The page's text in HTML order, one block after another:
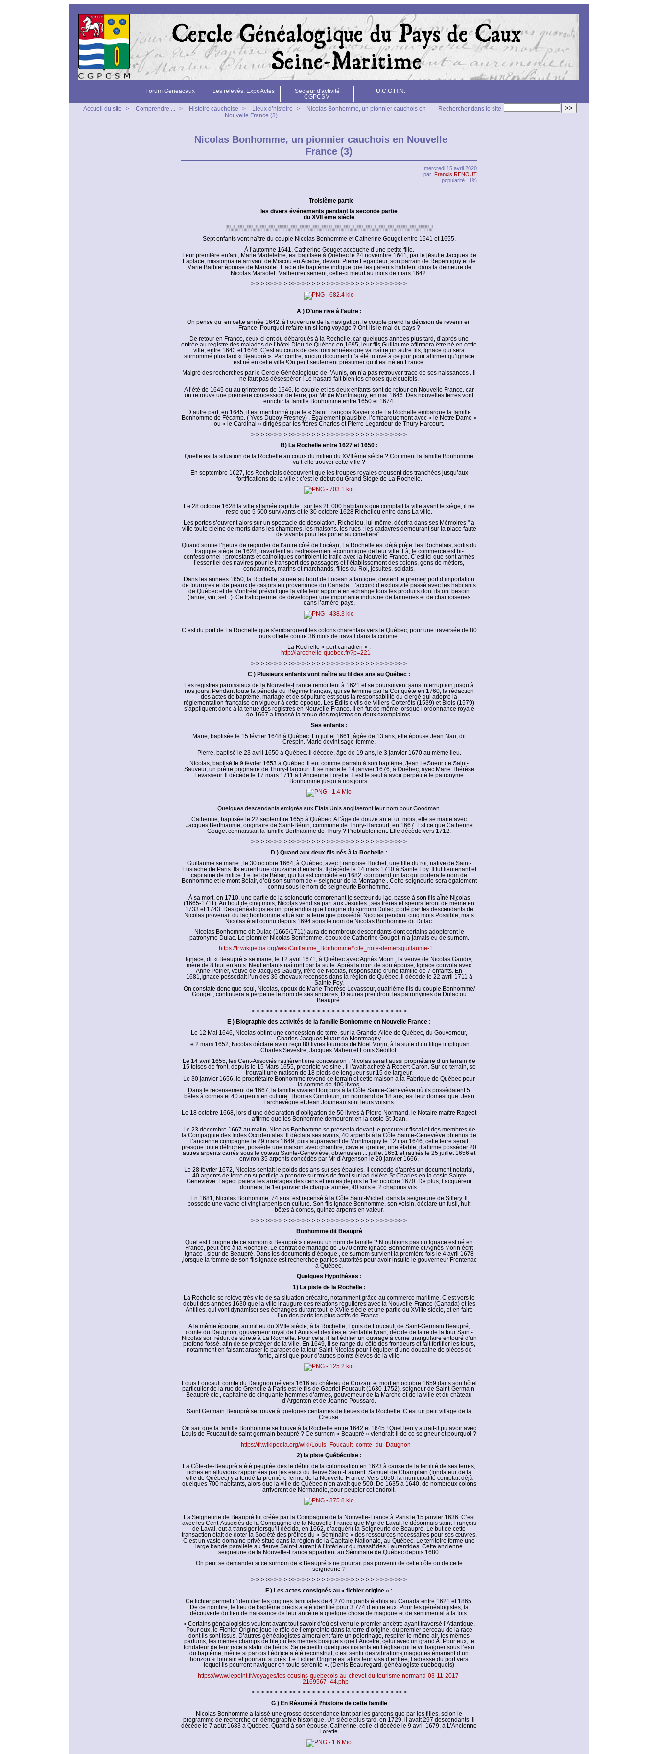
Forum Geneacaux Les relevés: ExpoActes
Secteur d'activité
CGPCSM
U.C.G.H.N.
>>
Rechercher dans le site
Accueil du site > Comprendre ... > Histoire cauchoise > Lieux d’histoire >
Nicolas Bonhomme, un pionnier cauchois en
Nouvelle France (3)
Nicolas Bonhomme, un pionnier cauchois en Nouvelle
France (3)
mercredi 15 avril 2020
par Francis RENOUT
popularité : 1%
Troisième partie
les divers événements pendant la seconde partie
du XVII ème siècle
░░░░░░░░░░░░░░░░░░░░░░░░░░░░░░░░░░░░░░░░░░░░░░░
Sept enfants vont naître du couple Nicolas Bonhomme et Catherine Gouget entre 1641 et 1655.
À l’automne 1641, Catherine Gouget accouche d’une petite fille.
Leur première enfant, Marie Madeleine, est baptisée à Québec le 24 novembre 1641, par le jésuite Jacques de
Laplace, missionnaire arrivant de Miscou en Acadie, devant Pierre Legardeur, son parrain de Repentigny et de
Marie Barbier épouse de Marsolet. L’acte de baptême indique que les parents habitent dans la demeure de
Nicolas Marsolet. Malheureusement, celle-ci meurt au mois de mars 1642.
> > > >> > > > >> > > > > > > > > > > > > > > > > > > > > >> >
A ) D’une rive à l’autre :
On pense qu’ en cette année 1642, à l’ouverture de la navigation, le couple prend la décision de revenir en
France. Pourquoi refaire un si long voyage ? Ont-ils le mal du pays ?
De retour en France, ceux-ci ont du débarqués à la Rochelle, car quelques années plus tard, d’après une
entrée au registre des malades de l’hôtel Dieu de Québec en 1695, leur fils Guillaume affirmera être né en cette
ville, entre 1643 et 1646. C’est au cours de ces trois années que va naître un autre fils, Ignace qui sera
surnommé plus tard « Beaupré ». Par contre, aucun document n’a été trouvé à ce jour pour affirmer qu’ignace
est né en cette ville !On peut seulement présumer qu’il est né en France.
Malgré des recherches par le Cercle Généalogique de l’Aunis, on n’a pas retrouver trace de ses naissances . Il
ne faut pas désespérer ! Le hasard fait bien les choses quelquefois.
A l’été de 1645 ou au printemps de 1646, le couple et les deux enfants sont de retour en Nouvelle France, car
on retrouve une première concession de terre, par Mr de Montmagny, en mai 1646. Des nouvelles terres vont
enrichir la famille Bonhomme entre 1650 et 1674.
D’autre part, en 1645, il est mentionné que le « Saint François Xavier » de La Rochelle embarque la famille
Bonhomme de Fécamp. ( Yves Duboy Fresney) . Egalement plausible, l’embarquement avec « le Notre Dame »
ou « le Cardinal » dirigés par les frères Charles et Pierre Legardeur de Thury Harcourt.
> > > >> > > > >> > > > > > > > > > > > > > > > > > > > > >> >
B) La Rochelle entre 1627 et 1650 :
Quelle est la situation de la Rochelle au cours du milieu du XVII ème siècle ? Comment la famille Bonhomme
va t-elle trouver cette ville ?
En septembre 1627, les Rochelais découvrent que les troupes royales creusent des tranchées jusqu’aux
fortifications de la ville : c’est le début du Grand Siège de La Rochelle.
Le 28 octobre 1628 la ville affamée capitule : sur les 28 000 habitants que comptait la ville avant le siège, il ne
reste que 5 500 survivants et le 30 octobre 1628 Richelieu entre dans La ville.
Les portes s’ouvrent alors sur un spectacle de désolation. Richelieu, lui-même, décrira dans ses Mémoires "la
ville toute pleine de morts dans les chambres, les maisons, les rues ; les cadavres demeurant sur la place faute
de vivants pour les porter au cimetière".
Quand sonne l’heure de regarder de l’autre côté de l’océan, La Rochelle est déjà prête. les Rochelais, sortis du
tragique siège de 1628, travaillent au redressement économique de leur ville. Là, le commerce est bi-
confessionnel : protestants et catholiques contrôlent le trafic avec la Nouvelle France. C’est ici que sont armés
l’essentiel des navires pour le transport des passagers et l’établissement des colons, gens de métiers,
condamnés, marins et marchands, filles du Roi, jésuites, soldats.
Dans les années 1650, la Rochelle, située au bord de l’océan atlantique, devient le premier port d’importation
de fourrures et de peaux de castors en provenance du Canada. L’accord d’exclusivité passé avec les habitants
de Québec et de Montréal prévoit que la ville leur apporte en échange tous les produits dont ils ont besoin
(farine, vin, sel...). Ce trafic permet de développer une importante industrie de tanneries et de chamoiseries
dans l’arrière-pays,
C’est du port de La Rochelle que s’embarquent les colons charentais vers le Québec, pour une traversée de 80
jours offerte contre 36 mois de travail dans la colonie .
La Rochelle « port canadien » :
http://larochelle-quebec.fr/?p=221
> > > >> > > > >> > > > > > > > > > > > > > > > > > > > > >> >
C ) Plusieurs enfants vont naître au fil des ans au Québec :
Les registres paroissiaux de la Nouvelle-France remontent à 1621 et se poursuivent sans interruption jusqu’à
nos jours. Pendant toute la période du Régime français, qui se termine par la Conquête en 1760, la rédaction
des actes de baptême, mariage et de sépulture est sous la responsabilité du clergé qui adopte la
réglementation française en vigueur à cette époque. Les Édits civils de Villers-Cotterêts (1539) et Blois (1579)
s’appliquent donc à la tenue des registres en Nouvelle-France. Il en fut de même lorsque l’ordonnance royale
de 1667 a imposé la tenue des registres en deux exemplaires.
Ses enfants :
Marie, baptisée le 15 février 1648 à Québec. En juillet 1661, âgée de 13 ans, elle épouse Jean Nau, dit
Crespin. Marie devint sage-femme.
Pierre, baptisé le 23 avril 1650 à Québec. Il décède, âge de 19 ans, le 3 janvier 1670 au même lieu.
Nicolas, baptisé le 9 février 1653 à Québec. Il eut comme parrain à son baptême, Jean LeSueur de Saint-
Sauveur, un prêtre originaire de Thury-Harcourt. Il se marie le 14 janvier 1676, à Québec, avec Marie Thérèse
Levasseur. Il décède le 17 mars 1711 à l’Ancienne Lorette. Il est le seul à avoir perpétué le patronyme
Bonhomme jusqu’à nos jours.
Quelques descendants émigrés aux Etats Unis angliseront leur nom pour Goodman.
Catherine, baptisée le 22 septembre 1655 à Québec. A l’âge de douze an et un mois, elle se marie avec
Jacques Berthiaume, originaire de Saint-Bénin, commune de Thury-Harcourt, en 1667. Est ce que Catherine
Gouget connaissait la famille Berthiaume de Thury ? Problablement. Elle décède vers 1712.
> > > >> > > > >> > > > > > > > > > > > > > > > > > > > > >> >
D ) Quand aux deux fils nés à la Rochelle :
Guillaume se marie , le 30 octobre 1664, à Québec, avec Françoise Huchet, une fille du roi, native de Saint-
Eustache de Paris. Ils eurent une douzaine d’enfants. Il décède le 14 mars 1710 à Sainte Foy. Il fut lieutenant et
capitaine de milice. Le fief de Bélair, qui lui est concédé en 1682, comprend un lac qui portera le nom de
Bonhomme et le mont Bélair, d’où son surnom de « seigneur de la Montagne . Cette seigneurie sera également
connu sous le nom de seigneurie Bonhomme.
À sa mort, en 1710, une partie de la seigneurie comprenant le secteur du lac, passe à son fils aÎné Nicolas
(1665-1711). Au bout de cinq mois, Nicolas vend sa part aux Jésuites ; ses frères et soeurs feront de même en
1733 et 1743. Des généalogistes ont prétendus que l’origine du surnom Dulac, porté par les descendants de
Nicolas provenait du lac bonhomme situé sur la terre que possédât Nicolas pendant cinq mois.Possible, mais
Nicolas était connu depuis 1694 sous le nom de Nicolas Bonhomme dit Dulac.
Nicolas Bonhomme dit Dulac (1665/1711) aura de nombreux descendants dont certains adopteront le
patronyme Dulac. Le pionnier Nicolas Bonhomme, époux de Catherine Gouget, n’a jamais eu de surnom.
https://fr.wikipedia.org/wiki/Guillaume_Bonhomme#cite_note-demersguillaume-1
Ignace, dit « Beaupré » se marie, le 12 avril 1671, à Québec avec Agnès Morin , la veuve de Nicolas Gaudry,
mère de 8 huit enfants. Neuf enfants naîtront par la suite. Après la mort de son épouse, Ignace convola avec
Anne Poirier, veuve de Jacques Gaudry, frère de Nicolas, responsable d’une famille de 7 enfants. En
1681,Ignace possédait l’un des 36 chevaux recensés dans la région de Québec. Il décède le 22 avril 1711 à
Sainte Foy.
On constate donc que seul, Nicolas, époux de Marie Thérèse Levasseur, quatrième fils du couple Bonhomme/
Gouget , continuera à perpétué le nom de ses ancêtres. D’autres prendront les patronymes de Dulac ou
Beaupré.
> > > >> > > > >> > > > > > > > > > > > > > > > > > > > > >> >
E ) Biographie des activités de la famille Bonhomme en Nouvelle France :
Le 12 Mai 1646, Nicolas obtint une concession de terre, sur la Grande-Allée de Québec, du Gouverneur,
Charles-Jacques Huaut de Montmagny.
Le 2 mars 1652, Nicolas déclare avoir reçu 80 livres tournois de Noël Morin, à la suite d’un litige impliquant
Charles Sevestre, Jacques Maheu et Louis Sédillot.
Le 14 avril 1655, les Cent-Associés ratifièrent une concession . Nicolas serait aussi propriétaire d’un terrain de
15 toises de front, depuis le 15 Mars 1655, propriété voisine . Il l’avait acheté à Robert Caron. Sur ce terrain, se
trouvait une maison de 18 pieds de longueur sur 15 de largeur.
Le 30 janvier 1656, le propriétaire Bonhomme revend ce terrain et cette maison à la Fabrique de Québec pour
la somme de 400 livres.
Dans le recensement de 1667, la famille vivaient toujours à la Côte Sainte-Geneviève où ils possèdaient 5
bêtes à cornes et 40 arpents en culture. Thomas Gondouin, un normand de 18 ans, est leur domestique. Jean
Larchevêque et Jean Jouineau sont leurs voisins.
Le 18 octobre 1668, lors d’une déclaration d’obligation de 50 livres à Pierre Normand, le Notaire maître Rageot
affirme que les Bonhomme demeurent en la coste St Jean.
Le 23 décembre 1667 au matin, Nicolas Bonhomme se présenta devant le procureur fiscal et des membres de
la Compagnie des Indes Occidentales. Il déclara ses avoirs, 40 arpents à la Côte Sainte-Geneviève obtenus de
l’ancienne compagnie le 29 mars 1649, puis auparavant de Montmagny le 12 mai 1646, cette terre serait
presque toute défrichée, possède une maison avec chambre, cave et grenier, une étable, il affirme posséder 20
autres arpents carrés sous le coteau Sainte-Geneviève, obtenus en ... juillet 1651 et ratifiés le 25 juillet 1656 et
environ 35 arpents concédés par Mr d’Argenson le 20 janvier 1666.
Le 28 février 1672, Nicolas sentait le poids des ans sur ses épaules. Il concède d’après un document notarial,
40 arpents de terre en superficie a prendre sur trois de front sur lad rivière St Charles en la coste Sainte
Geneviève. Fageot paiera les arrérages des cens et rentes depuis le 1er octobre 1670. De plus, l’acquéreur
donnera, le 1er janvier de chaque année, 40 sols et 2 chapons vifs.
En 1681, Nicolas Bonhomme, 74 ans, est recensé à la Côte Saint-Michel, dans la seigneurie de Sillery. Il
possède une vache et vingt arpents en culture. Son fils Ignace Bonhomme, son voisin, déclare un fusil, huit
bêtes à cornes, quinze arpents en valeur.
> > > >> > > > >> > > > > > > > > > > > > > > > > > > > > >> >
Bonhomme dit Beaupré
Quel est l’origine de ce surnom « Beaupré » devenu un nom de famille ? N’oublions pas qu’Ignace est né en
France, peut-être à la Rochelle. Le contrat de mariage de 1670 entre Ignace Bonhomme et Agnès Morin écrit
Ignace , sieur de Beaupré. Dans les documents d’époque , ce surnom survient la première fois le 4 avril 1678
,lorsque la femme de son fils Ignace est recherchée par les autorités pour avoir insulté le gouverneur Frontenac
à Québec.
Quelques Hypothèses :
1) La piste de la Rochelle :
La Rochelle se relève très vite de sa situation précaire, notamment grâce au commerce maritime. C’est vers le
début des années 1630 que la ville inaugure des relations régulières avec la Nouvelle-France (Canada) et les
Antilles, qui vont dynamiser ses échanges durant tout le XVIIe siècle et une partie du XVIIIe siècle, et en faire
l’un des ports les plus actifs de France.
A la même époque, au milieu du XVIIe siècle, à la Rochelle, Louis de Foucault de Saint-Germain Beaupré,
comte du Daugnon, gouverneur royal de l’Aunis et des îles et véritable tyran, décide de faire de la tour Saint-
Nicolas son réduit de sûreté à La Rochelle. Pour cela, il fait édifier un ouvrage à corne triangulaire entouré d’un
profond fossé, afin de se protéger de la ville. En 1649, il se range du côté des frondeurs et fait fortifier les tours,
notamment en faisant araser le parapet de la tour Saint-Nicolas pour l’équiper d’une douzaine de pièces de
fonte, ainsi que pour d’autres points élevés de la ville
Louis Foucault comte du Daugnon né vers 1616 au château de Crozant et mort en octobre 1659 dans son hôtel
particulier de la rue de Grenelle à Paris est le fils de Gabriel Foucault (1630-1752), seigneur de Saint-Germain-
Beaupré etc., capitaine de cinquante hommes d’armes, gouverneur de la Marche et de la ville et du château
d’Argenton et de Jeanne Poussard.
Saint Germain Beaupré se trouve à quelques centaines de lieues de la Rochelle. C’est un petit village de la
Creuse.
On sait que la famille Bonhomme se trouve à la Rochelle entre 1642 et 1645 ! Quel lien y aurait-il pu avoir avec
Louis de Foucault de saint germain beaupré ? Ce surnom « Beaupré » viendrait-il de ce seigneur et pourquoi ?
https://fr.wikipedia.org/wiki/Louis_Foucault_comte_du_Daugnon
2) la piste Québécoise :
La Côte-de-Beaupré a été peuplée dès le début de la colonisation en 1623 à cause de la fertilité de ses terres,
riches en alluvions rapportées par les eaux du fleuve Saint-Laurent. Samuel de Champlain (fondateur de la
ville de Québec) y a fondé la première ferme de la Nouvelle-France. Vers 1650, la municipalité comptait déjà
quelques 700 habitants, alors que la ville de Québec n’en avait que 500. De 1635 à 1640, de nombreux colons
arrivèrent de Normandie, pour peupler cet endroit.
La Seigneurie de Beaupré fut créée par la Compagnie de la Nouvelle-France à Paris le 15 janvier 1636. C’est
avec les Cent-Associés de la Compagnie de la Nouvelle-France que Mgr de Laval, le désormais saint François
de Laval, eut à transiger lorsqu’il décida, en 1662, d’acquérir la Seigneurie de Beaupré. Le but de cette
transaction était de doter la Société des prêtres du « Séminaire » des ressources nécessaires pour ses œuvres.
C’est un vaste domaine privé situé dans la région de la Capitale-Nationale, au Québec. Le territoire forme une
large bande parallèle au fleuve Saint-Laurent à l’intérieur du massif des Laurentides. Cette ancienne
seigneurie de la Nouvelle-France appartient au Séminaire de Québec depuis 1680.
On peut se demander si ce surnom de « Beaupré » ne pourrait pas provenir de cette côte ou de cette
seigneurie ?
> > > >> > > > >> > > > > > > > > > > > > > > > > > > > > >> >
F ) Les actes consignés au « fichier origine » :
Ce fichier permet d’identifier les origines familiales de 4 270 migrants établis au Canada entre 1621 et 1865.
De ce nombre, le lieu de baptême précis a été identifié pour 3 774 d’entre eux. Pour les généalogistes, la
découverte du lieu de naissance de leur ancêtre a quelque chose de magique et de sentimental à la fois.
« Certains généalogistes veulent avant tout savoir d’où est venu le premier ancêtre ayant traversé l’Atlantique.
Pour eux, le Fichier Origine joue le rôle de l’empreinte dans la terre d’origine, du premier berceau de la race
dont ils sont issus. D’autres généalogistes aimeraient faire un pèlerinage, respirer le même air, les mêmes
parfums, les mêmes champs de blé ou les mêmes bosquets que l’Ancêtre, celui avec un grand A. Pour eux, le
fondateur de leur race a statut de héros. Se recueillir quelques instants en l’église qui le vit baigner sous l’eau
du baptême, même si parfois l’édifice a été reconstruit, c’est sentir des vibrations magiques émanant d’un
horizon si lointain et pourtant si près. Le Fichier Origine est alors leur visa d’entrée, l’adresse du port vers
lequel ils pourront naviguer en toute sérénité ». (Denis Beauregard, généalogiste québéquois)
https://www.lepoint.fr/voyages/les-cousins-quebecois-au-chevet-du-tourisme-normand-03-11-2017-
2169567_44.php
> > > >> > > > >> > > > > > > > > > > > > > > > > > > > > >> >
G ) En Résumé à l’histoire de cette famille
Nicolas Bonhomme a laissé une grosse descendance tant par les garçons que par les filles, selon le
programme de recherche en démographie historique. Un siècle plus tard, en 1729, il avait 297 descendants. Il
décède le 7 août 1683 à Québec. Quand à son épouse, Catherine, celle-ci décède le 9 avril 1679, à L’Ancienne
Lorette.